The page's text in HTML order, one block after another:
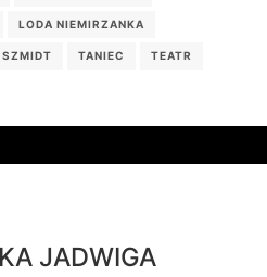
LODA NIEMIRZANKA
SZMIDT TANIEC TEATR
JADWIGA